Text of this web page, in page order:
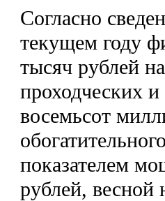
Согласно
текущем году
тысяч рублей
проходческих
восемьсот
показателем
рублей, весной